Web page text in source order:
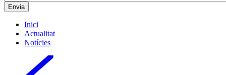
Inici
Actualitat
Notícies